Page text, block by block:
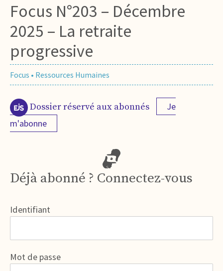
Focus N°203 – Décembre
2025 – La retraite
progressive
Focus • Ressources Humaines
Dossier réservé aux abonnés
Je
m'abonne
Déjà abonné ? Connectez-vous
Identifiant
Mot de passe